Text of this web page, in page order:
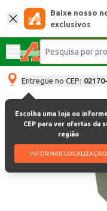
Baixe nosso
exclusivos
Entregue no CEP:
Escolha uma loja ou
CEP para ver ofertas da
região
INFORMAR LOCALIZAÇÃO